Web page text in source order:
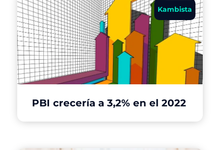
Kambista
PBI crecería a 3,2% en el 2022